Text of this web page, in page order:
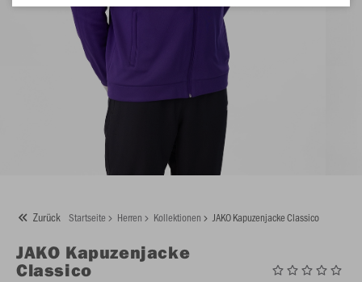
Zurück Startseite Herren Kollektionen JAKO Kapuzenjacke Classico
JAKO Kapuzenjacke
Classico